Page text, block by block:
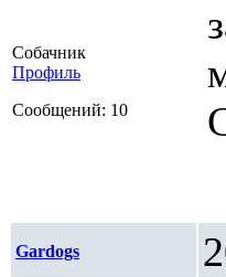
Собачник
Профиль
Сообщений: 10
Gardogs